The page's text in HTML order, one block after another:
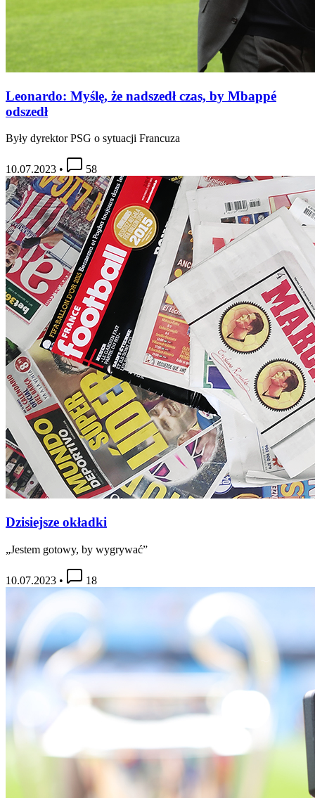
Leonardo: Myślę, że nadszedł czas, by Mbappé
odszedł
Były dyrektor PSG o sytuacji Francuza
10.07.2023 • 58
Dzisiejsze okładki
„Jestem gotowy, by wygrywać”
10.07.2023 • 18